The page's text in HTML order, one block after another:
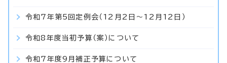
令和7年第5回定例会（12月2日～12月12日）
令和8年度当初予算（案）について
令和7年度9月補正予算について